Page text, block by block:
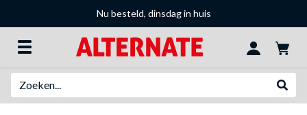
Nu besteld, dinsdag in huis